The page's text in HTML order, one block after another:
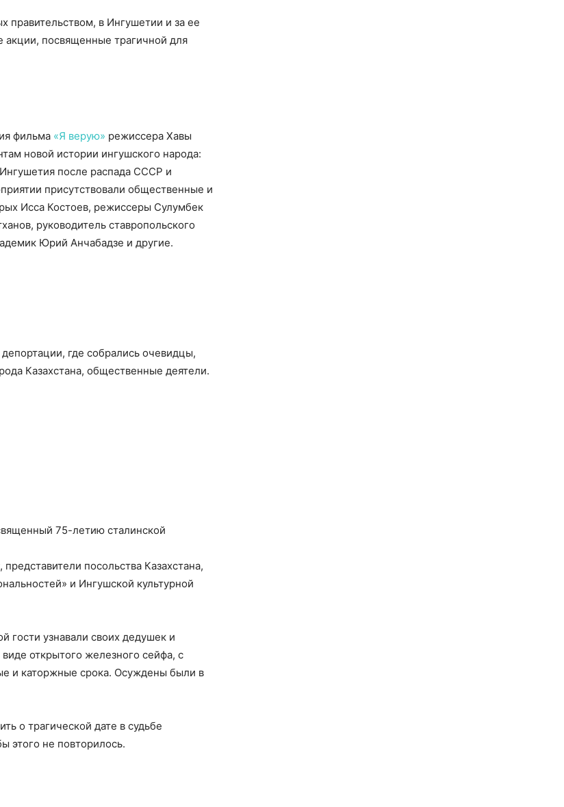
правительством, в Ингушетии и за ее
посвященные трагичной для
фильма «Я верую» режиссера Хавы
новой истории ингушского народа:
после распада СССР и
присутствовали общественные и
Исса Костоев, режиссеры Сулумбек
руководитель ставропольского
Юрий Анчабадзе и другие.
где собрались очевидцы,
Казахстана, общественные деятели.
75-летию сталинской
посольства Казахстана,
и Ингушской культурной
гости узнавали своих дедушек и
открытого железного сейфа, с
и каторжные срока. Осуждены были в
о трагической дате в судьбе
этого не повторилось.